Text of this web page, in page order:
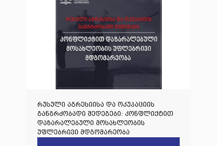
რუსული აგრესიისა და ოკუპაციის
განგრძობადი შედეგები: კონფლიქტით
დაზარალებული მოსახლეობის
უფლებრივი მდგომარეობა